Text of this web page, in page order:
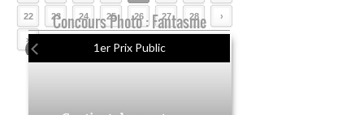
22 23 24 25 26 27 28 ›
»
Concours Photo : Fantasme
1er Prix Public